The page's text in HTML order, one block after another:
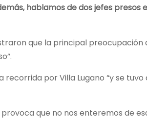
hablamos de dos jefes presos
que la principal preocupación
recorrida por Villa Lugano “y se tuvo
que no nos enteremos de